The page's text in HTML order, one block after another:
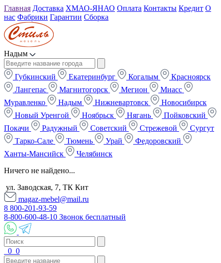
Главная Доставка ХМАО-ЯНАО Оплата Контакты Кредит О
нас Фабрики Гарантии Сборка
Надым
Губкинский Екатеринбург Когалым
Красноярск
Лангепас
Магнитогорск Мегион
Миасс
Муравленко
Надым Нижневартовск
Новосибирск
Новый Уренгой
Ноябрьск Нягань
Пойковский
Покачи
Радужный Советский Стрежевой
Сургут
Тарко-Сале
Тюмень Урай
Федоровский
Ханты-Мансийск
Челябинск
Ничего не найдено...
ул. Заводская, 7, ТК Кит
magaz-mebel@mail.ru
8 800-201-93-59
8-800-600-48-10 Звонок бесплатный
0 0